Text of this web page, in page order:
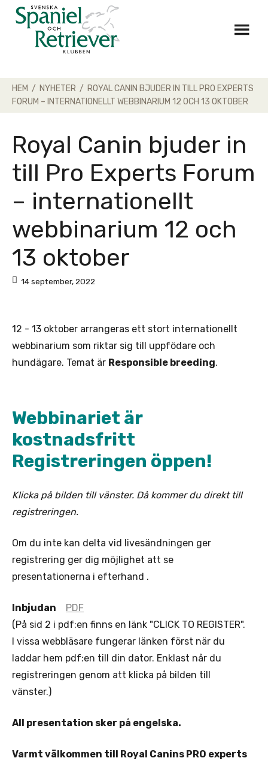
Skip
HEM / NYHETER / ROYAL CANIN BJUDER IN TILL PRO EXPERTS
FORUM – INTERNATIONELLT WEBBINARIUM 12 OCH 13 OKTOBER
Royal Canin bjuder in
till Pro Experts Forum
– internationellt
webbinarium 12 och
13 oktober
14 september, 2022
12 - 13 oktober arrangeras ett stort internationellt
webbinarium som riktar sig till uppfödare och
hundägare. Temat är Responsible breeding.
Webbinariet är
kostnadsfritt
Registreringen öppen!
Klicka på bilden till vänster. Då kommer du direkt till
registreringen.
Om du inte kan delta vid livesändningen ger
registrering ger dig möjlighet att se
presentationerna i efterhand .
Inbjudan
PDF
(På sid 2 i pdf:en finns en länk "CLICK TO REGISTER".
I vissa webbläsare fungerar länken först när du
laddar hem pdf:en till din dator. Enklast når du
registreringen genom att klicka på bilden till
vänster.)
All presentation sker på engelska.
Varmt välkommen till Royal Canins PRO experts